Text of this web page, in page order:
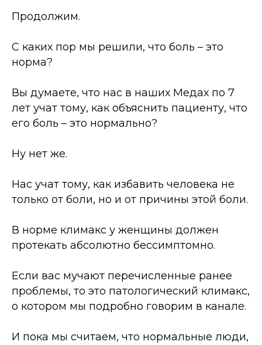
Продолжим.
С каких пор мы решили, что боль – это
норма?
Вы думаете, что нас в наших Медах по 7
лет учат тому, как объяснить пациенту, что
его боль – это нормально?
Ну нет же.
Нас учат тому, как избавить человека не
только от боли, но и от причины этой боли.
В норме климакс у женщины должен
протекать абсолютно бессимптомно.
Если вас мучают перечисленные ранее
проблемы, то это патологический климакс,
о котором мы подробно говорим в канале.
И пока мы считаем, что нормальные люди,